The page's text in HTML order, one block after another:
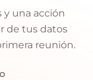
y una acción
de tus datos
reunión.